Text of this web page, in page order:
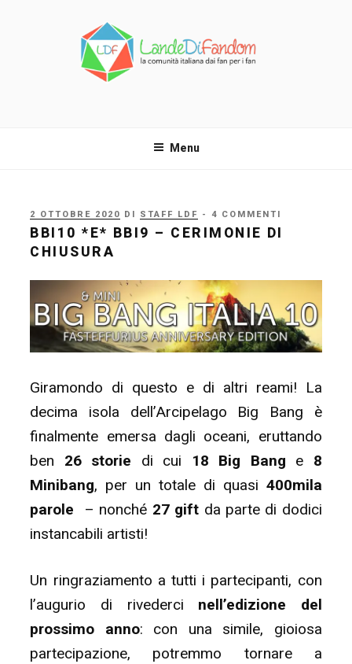
Menu
PUBBLICATO
IL
2 OTTOBRE 2020 DI STAFF LDF - 4 COMMENTI
BBI10 *E* BBI9 – CERIMONIE DI
CHIUSURA
Giramondo di questo e di altri reami! La
decima isola dell’Arcipelago Big Bang è
finalmente emersa dagli oceani, eruttando
ben 26 storie di cui 18 Big Bang e 8
Minibang, per un totale di quasi 400mila
parole
– nonché 27 gift da parte di dodici
instancabili artisti!
Un ringraziamento a tutti i partecipanti, con
l’augurio di rivederci nell’edizione del
prossimo anno: con una simile, gioiosa
partecipazione, potremmo tornare a